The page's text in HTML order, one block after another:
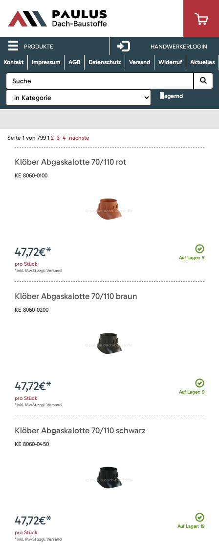
PRODUKTE HANDWERKERLOGIN
Kontakt Impressum AGB Datenschutz Versand Widerruf Aktuelles
lagernd
Seite 1 von 799 1 2 3 4 nächste
Klöber Abgaskalotte 70/110 rot
KE 8060-0100
Auf Lager: 9
47,72€*
pro Stück
*inkl. MwSt zzgl. Versand
Klöber Abgaskalotte 70/110 braun
KE 8060-0200
Auf Lager: 9
47,72€*
pro Stück
*inkl. MwSt zzgl. Versand
Klöber Abgaskalotte 70/110 schwarz
KE 8060-0450
Auf Lager: 19
47,72€*
pro Stück
*inkl. MwSt zzgl. Versand